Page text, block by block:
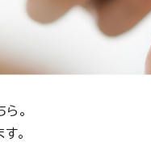
。
。